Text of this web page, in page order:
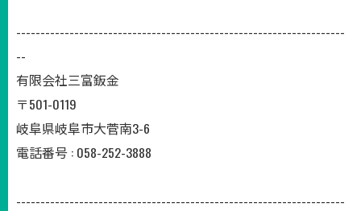
--------------------------------------------------------------------
--
有限会社三富鈑金
〒501-0119
岐阜県岐阜市大菅南3-6
電話番号 : 058-252-3888
--------------------------------------------------------------------